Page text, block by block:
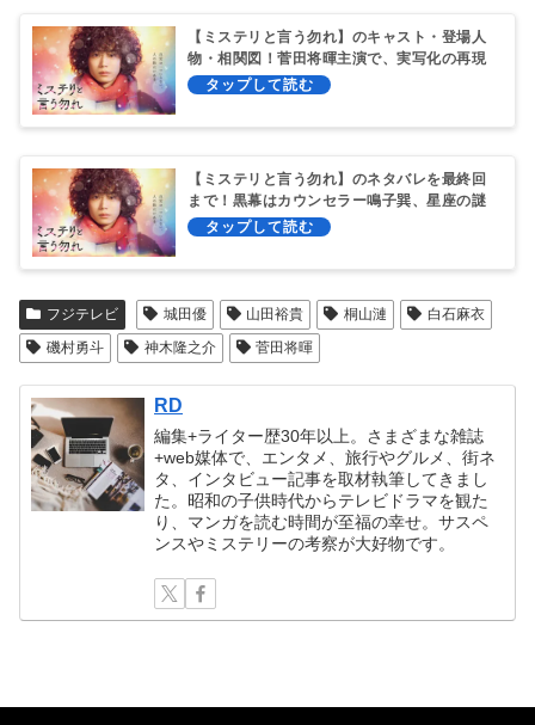
【ミステリと言う勿れ】のキャスト・登場人
物・相関図！菅田将暉主演で、実写化の再現
度は?
【ミステリと言う勿れ】のネタバレを最終回
まで！黒幕はカウンセラー鳴子巽、星座の謎
と結末は!?
フジテレビ 城田優 山田裕貴 桐山漣
白石麻衣
磯村勇斗
神木隆之介 菅田将暉
RD
編集+ライター歴30年以上。さまざまな雑誌
+web媒体で、エンタメ、旅行やグルメ、街ネ
タ、インタビュー記事を取材執筆してきまし
た。昭和の子供時代からテレビドラマを観た
り、マンガを読む時間が至福の幸せ。サスペ
ンスやミステリーの考察が大好物です。